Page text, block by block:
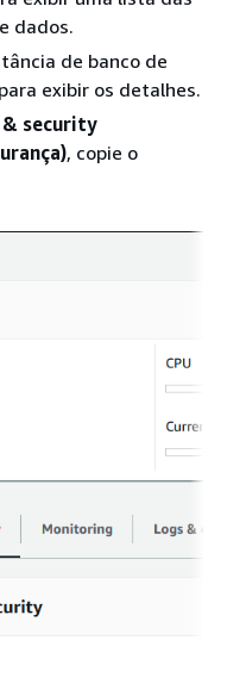
dados.
de banco de
exibir os detalhes.
security
, copie o